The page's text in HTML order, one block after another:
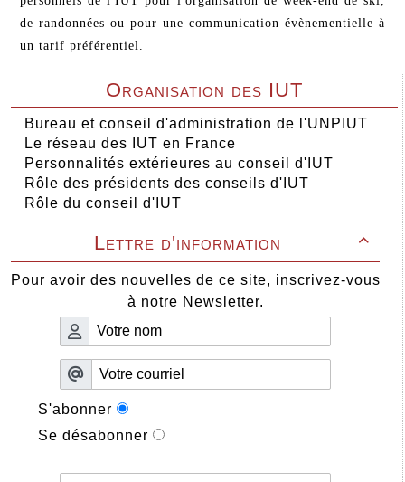
Organisation des IUT
Bureau et conseil d'administration de l'UNPIUT
Le réseau des IUT en France
Personnalités extérieures au conseil d'IUT
Rôle des présidents des conseils d'IUT
Rôle du conseil d'IUT

Lettre d'information
Pour avoir des nouvelles de ce site, inscrivez-vous
à notre Newsletter.
S'abonner
Se désabonner
de randonnées ou pour une communication évènementielle à
un tarif préférentiel.